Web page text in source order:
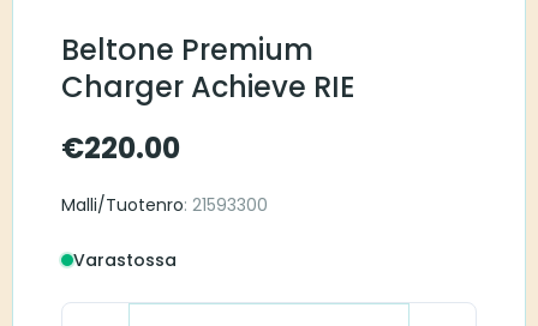
Beltone Premium
Charger Achieve RIE
€220.00
Malli/Tuotenro: 21593300
Varastossa